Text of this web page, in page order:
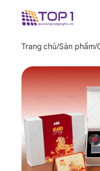
Trang chủ/Sản phẩm/